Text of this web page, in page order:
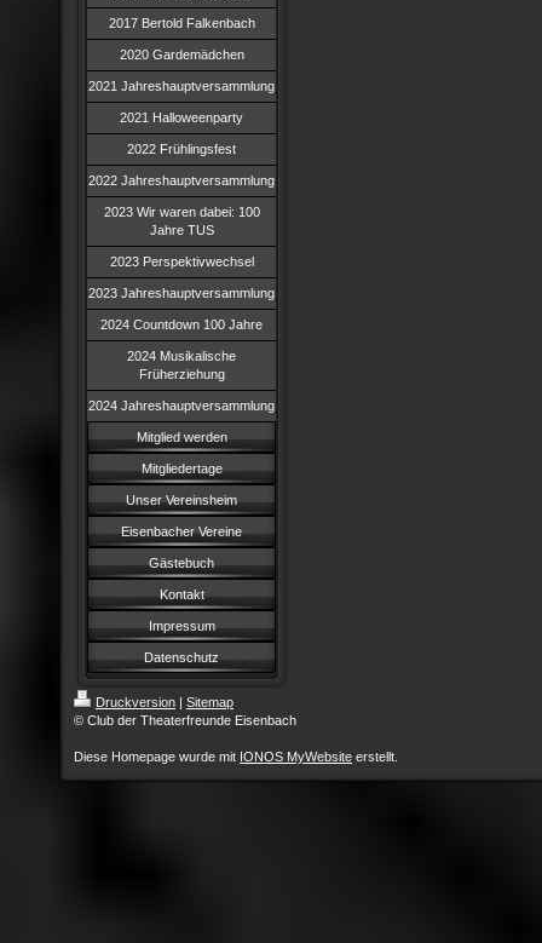
2017 Bertold Falkenbach
2020 Gardemädchen
2021 Jahreshauptversammlung
2021 Halloweenparty
2022 Frühlingsfest
2022 Jahreshauptversammlung
2023 Wir waren dabei: 100
Jahre TUS
2023 Perspektivwechsel
2023 Jahreshauptversammlung
2024 Countdown 100 Jahre
2024 Musikalische
Früherziehung
2024 Jahreshauptversammlung
Mitglied werden
Mitgliedertage
Unser Vereinsheim
Eisenbacher Vereine
Gästebuch
Kontakt
Impressum
Datenschutz
Druckversion | Sitemap
© Club der Theaterfreunde Eisenbach
Diese Homepage wurde mit IONOS MyWebsite erstellt.